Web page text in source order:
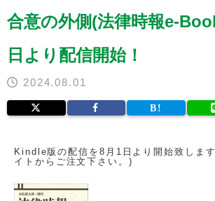
合意の外側(法律時報e-
日より配信開始！
2024.08.01
Kindle版の配信を8月1日より開始致しま
イトからご注文下さい。)